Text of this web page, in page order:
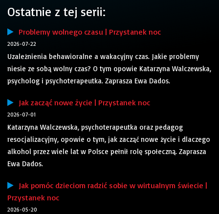
Ostatnie z tej serii:
Problemy wolnego czasu | Przystanek noc
2026-07-22
Uzależnienia behawioralne a wakacyjny czas. Jakie problemy
niesie ze sobą wolny czas? O tym opowie Katarzyna Walczewska,
psycholog i psychoterapeutka. Zaprasza Ewa Dados.
Jak zacząć nowe życie | Przystanek noc
2026-07-01
Katarzyna Walczewska, psychoterapeutka oraz pedagog
resocjalizacyjny, opowie o tym, jak zacząć nowe życie i dlaczego
alkohol przez wiele lat w Polsce pełnił rolę społeczną. Zaprasza
Ewa Dados.
Jak pomóc dzieciom radzić sobie w wirtualnym świecie |
Przystanek noc
2026-05-20